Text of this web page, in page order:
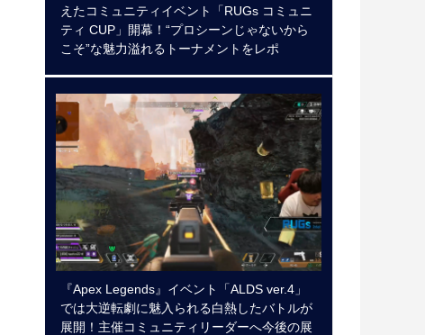
えたコミュニティイベント「RUGs コミュニ
ティ CUP」開幕！“プロシーンじゃないから
こそ”な魅力溢れるトーナメントをレポ
『Apex Legends』イベント「ALDS ver.4」
では大逆転劇に魅入られる白熱したバトルが
展開！主催コミュニティリーダーへ今後の展